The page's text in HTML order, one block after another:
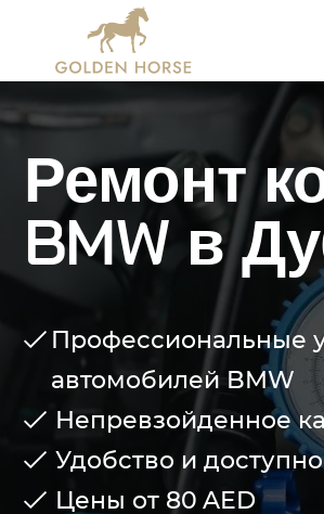
Ремонт
BMW в
Профессиональные
автомобилей BMW
Непревзойденное
Удобство и
Цены от 80 AED